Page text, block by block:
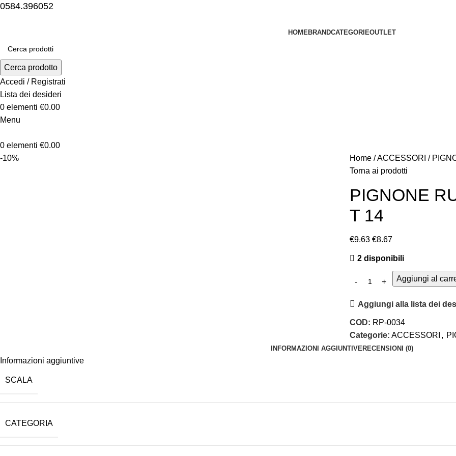
0584.396052
HOMEBRANDCATEGORIEOUTLET
Cerca prodotto
Accedi / Registrati
Lista dei desideri
0 elementi €0.00
Menu
0 elementi €0.00
-10%
Home ACCESSORI
Torna ai prodotti
PIGNONE
T 14
€9.63 €8.67
2 disponibili
Aggiungi al
Aggiungi alla lista dei
COD: RP-0034
Categorie: ACCESSORI ,
INFORMAZIONI AGGIUNTIVERECENSIONI (0)
Informazioni aggiuntive
SCALA
CATEGORIA